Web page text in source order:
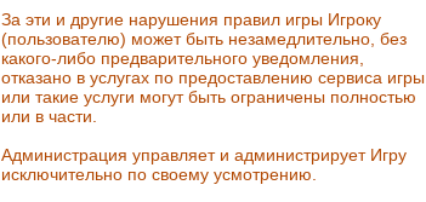
За эти и другие нарушения правил игры Игроку
(пользователю) может быть незамедлительно, без
какого-либо предварительного уведомления,
отказано в услугах по предоставлению сервиса игры
или такие услуги могут быть ограничены полностью
или в части.
Администрация управляет и администрирует Игру
исключительно по своему усмотрению.